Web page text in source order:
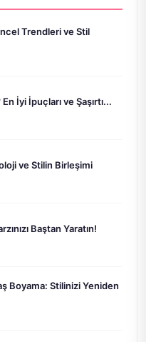
Trendleri ve Stil
İyi İpuçları ve Şaşırtı...
ve Stilin Birleşimi
Baştan Yaratın!
Boyama: Stilinizi Yeniden